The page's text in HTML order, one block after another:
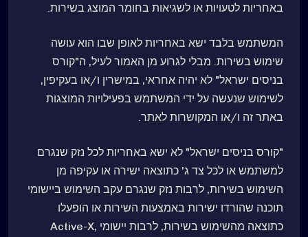
באחריות לטעויות או לשגיאות בחומר המוצג בשירות.
המשתמש בלבד ישא באחריות לאופן שבו הוא עושה
שימוש בשירות. מבלי לגרוע מן האמור לעיל, ה"קורס
בניסים ישראל" לא יהיה אחראי, במישרין ו/או בעקיפין,
לשימוש שנעשה על ידי המשתמש בפעילויות המוצגות
באתר זה ו/או המקושרות לאתר.
"קורס בניסים ישראל" לא ישא באחריות לכל נזק שנגרם
למשתמש או לכל צד ג' כתוצאה ישירה או עקיפה מן
השימוש בשירות, לרבות נזק שנגרם עקב השימוש ביישומי
תוכנה שהורדו ישירות באמצעות השירות או הופעלו
כתוצאה מהשימוש בשירות, לרבות יישומי Active-X,